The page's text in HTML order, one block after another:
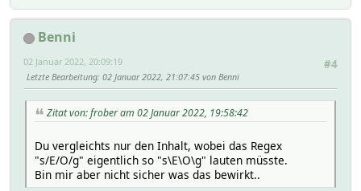
Benni
#4
02 Januar 2022, 20:09:19
Letzte Bearbeitung: 02 Januar 2022, 21:07:45 von Benni
Zitat von: frober am 02 Januar 2022, 19:58:42
Du vergleichts nur den Inhalt, wobei das Regex
"s/E/O/g" eigentlich so "s\E\O\g" lauten müsste.
Bin mir aber nicht sicher was das bewirkt..